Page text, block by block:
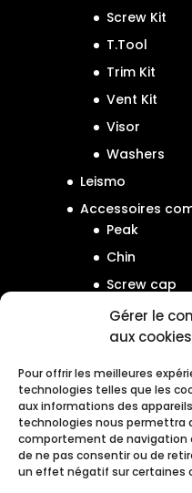
Gérer le
aux cookies
Pour offrir les meilleures
technologies telles que les
aux informations des
technologies nous permettra
comportement de navigation
de ne pas consentir ou de
un effet négatif sur certaines
Screw Kit
T.Tool
Trim Kit
Vent Kit
Visor
Washers
Leismo
Accessoires
Peak
Chin
Screw cap
Guide des tailles
Manuel
Enregistrement